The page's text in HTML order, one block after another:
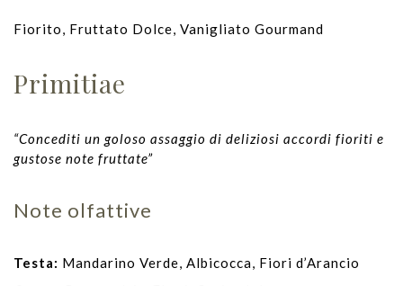
Fiorito, Fruttato Dolce, Vanigliato Gourmand
Primitiae
“Concediti un goloso assaggio di deliziosi accordi fioriti e
gustose note fruttate”
Note olfattive
Testa: Mandarino Verde, Albicocca, Fiori d’Arancio